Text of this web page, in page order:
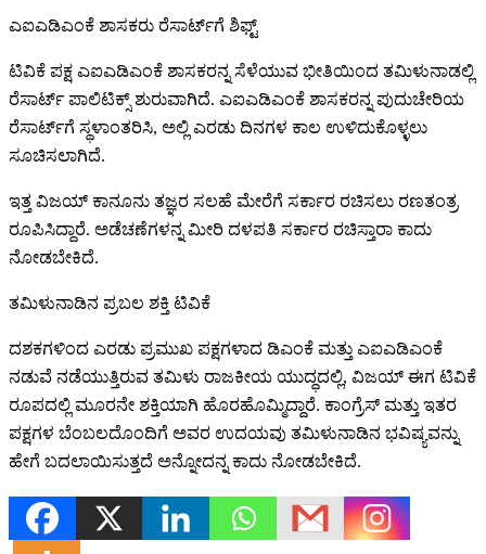
ಎಐಎಡಿಎಂಕೆ ಶಾಸಕರು ರೆಸಾರ್ಟ್​​ಗೆ ಶಿಫ್ಟ್​
ಟಿವಿಕೆ ಪಕ್ಷ ಎಐಎಡಿಎಂಕೆ ಶಾಸಕರನ್ನ ಸೆಳೆಯುವ ಭೀತಿಯಿಂದ ತಮಿಳುನಾಡಲ್ಲಿ
ರೆಸಾರ್ಟ್ ಪಾಲಿಟಿಕ್ಸ್ ಶುರುವಾಗಿದೆ. ಎಐಎಡಿಎಂಕೆ ಶಾಸಕರನ್ನ ಪುದುಚೇರಿಯ
ರೆಸಾರ್ಟ್‌ಗೆ ಸ್ಥಳಾಂತರಿಸಿ, ಅಲ್ಲಿ ಎರಡು ದಿನಗಳ ಕಾಲ ಉಳಿದುಕೊಳ್ಳಲು
ಸೂಚಿಸಲಾಗಿದೆ.
ಇತ್ತ ವಿಜಯ್​ ಕಾನೂನು ತಜ್ಞರ ಸಲಹೆ ಮೇರೆಗೆ ಸರ್ಕಾರ ರಚಿಸಲು ರಣತಂತ್ರ
ರೂಪಿಸಿದ್ದಾರೆ. ಅಡೆಚಣೆಗಳನ್ನ ಮೀರಿ ದಳಪತಿ ಸರ್ಕಾರ ರಚಿಸ್ತಾರಾ ಕಾದು
ನೋಡಬೇಕಿದೆ.
ತಮಿಳುನಾಡಿನ ಪ್ರಬಲ ಶಕ್ತಿ ಟಿವಿಕೆ
ದಶಕಗಳಿಂದ ಎರಡು ಪ್ರಮುಖ ಪಕ್ಷಗಳಾದ ಡಿಎಂಕೆ ಮತ್ತು ಎಐಎಡಿಎಂಕೆ
ನಡುವೆ ನಡೆಯುತ್ತಿರುವ ತಮಿಳು ರಾಜಕೀಯ ಯುದ್ಧದಲ್ಲಿ, ವಿಜಯ್ ಈಗ ಟಿವಿಕೆ
ರೂಪದಲ್ಲಿ ಮೂರನೇ ಶಕ್ತಿಯಾಗಿ ಹೊರಹೊಮ್ಮಿದ್ದಾರೆ. ಕಾಂಗ್ರೆಸ್ ಮತ್ತು ಇತರ
ಪಕ್ಷಗಳ ಬೆಂಬಲದೊಂದಿಗೆ ಅವರ ಉದಯವು ತಮಿಳುನಾಡಿನ ಭವಿಷ್ಯವನ್ನು
ಹೇಗೆ ಬದಲಾಯಿಸುತ್ತದೆ ಅನ್ನೋದನ್ನ ಕಾದು ನೋಡಬೇಕಿದೆ.